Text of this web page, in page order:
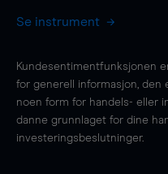
Se instrument
Kundesentimentfunksjonen
for generell informasjon, den
noen form for handels- eller
danne grunnlaget for dine
investeringsbeslutninger.